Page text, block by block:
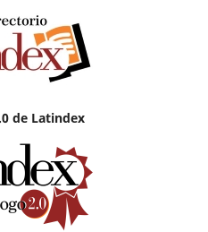
de Latindex